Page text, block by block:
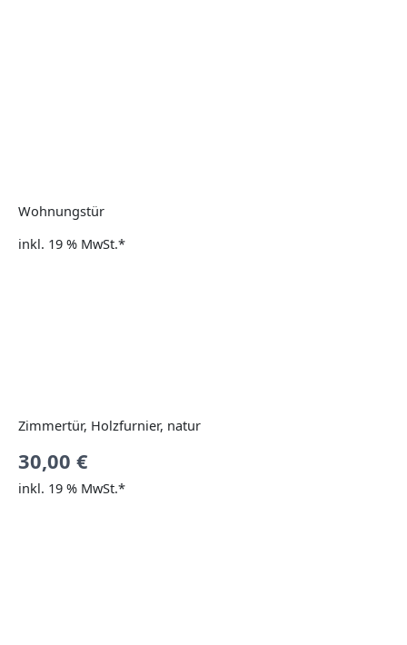
Wohnungstür
inkl. 19 % MwSt.*
Zimmertür, Holzfurnier, natur
30,00 €
inkl. 19 % MwSt.*